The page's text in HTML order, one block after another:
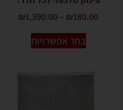
₪180.00
–
₪1,390.00
בחר אפשרויות